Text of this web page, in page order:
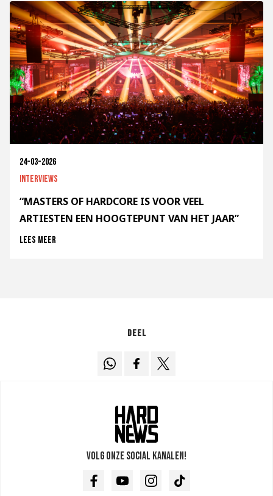
24-03-2026
Interviews
“MASTERS OF HARDCORE IS VOOR VEEL
ARTIESTEN EEN HOOGTEPUNT VAN HET JAAR”
Lees meer
Deel
Volg onze social kanalen!
FacebookYoutubeInstagramTikTok